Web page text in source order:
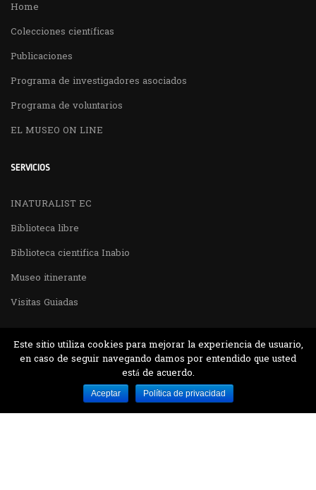
Home
Colecciones científicas
Publicaciones
Programa de investigadores asociados
Programa de voluntarios
EL MUSEO ON LINE
SERVICIOS
INATURALIST EC
Biblioteca libre
Biblioteca cientifica Inabio
Museo itinerante
Visitas Guiadas
Desarrollado por MJTEC.
Este sitio utiliza cookies para mejorar la experiencia de usuario,
en caso de seguir navegando damos por entendido que usted
está de acuerdo.
Aceptar Política de privacidad